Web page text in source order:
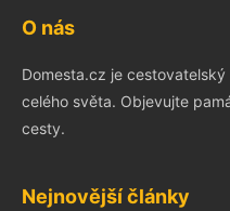
O nás
Domesta.cz je
celého světa. Objevujte
cesty.
Nejnovější články